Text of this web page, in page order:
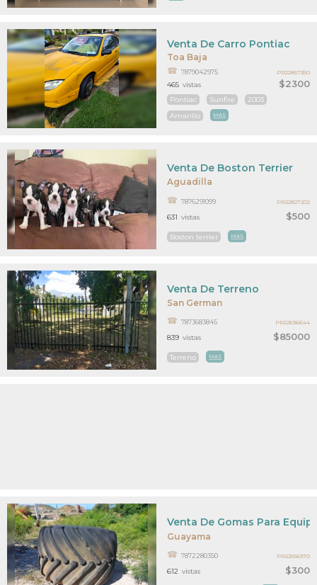
Toa Baja
$2300
Venta De Carro Pontiac
7879042975
Pontiac Sunfire
2003
Amarillo
MAS
465 vistas
PR22857350
Aguadilla
$500
Venta De Boston Terrier
7876291099
Boston terrier MAS
631 vistas
PR22827202
San German
$85000
Venta De Terreno
7873683845
Terreno MAS
839 vistas
PR22636644
Guayama
$300
Venta De Gomas Para
7872280350
612 vistas
PR22556370